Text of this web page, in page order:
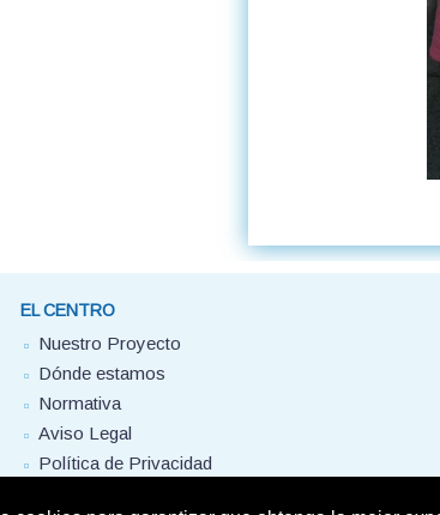
EL CENTRO
Nuestro Proyecto
Dónde estamos
Normativa
Aviso Legal
Política de Privacidad